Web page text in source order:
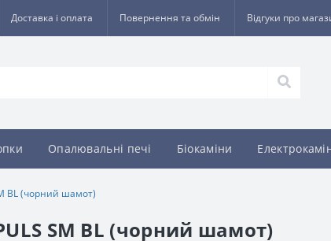
Доставка і оплата Повернення та обмін Відгуки про
Опалювальні печі Біокаміни
BL (чорний шамот)
SM BL (чорний шамот)